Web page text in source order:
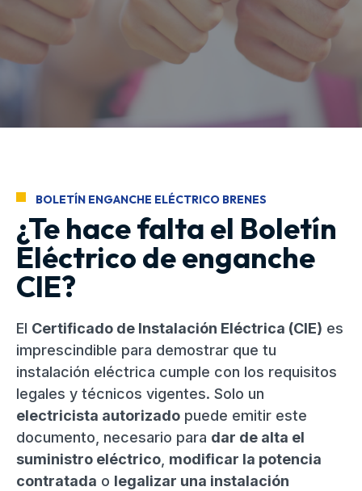
BOLETÍN ENGANCHE ELÉCTRICO BRENES
¿Te hace falta el Boletín
Eléctrico de enganche
CIE?
El Certificado de Instalación Eléctrica (CIE) es
imprescindible para demostrar que tu
instalación eléctrica cumple con los requisitos
legales y técnicos vigentes. Solo un
electricista autorizado puede emitir este
documento, necesario para dar de alta el
suministro eléctrico, modificar la potencia
contratada o legalizar una instalación